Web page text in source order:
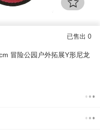
已售出 0
冒险公园户外拓展Y形尼龙